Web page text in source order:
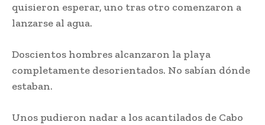
quisieron esperar, uno tras otro comenzaron a
lanzarse al agua.
Doscientos hombres alcanzaron la playa
completamente desorientados. No sabían dónde
estaban.
Unos pudieron nadar a los acantilados de Cabo